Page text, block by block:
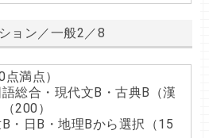
ョン／一般2／8
満点）
語総合・現代文B・古典B（漢
200）
B・日B・地理Bから選択（15